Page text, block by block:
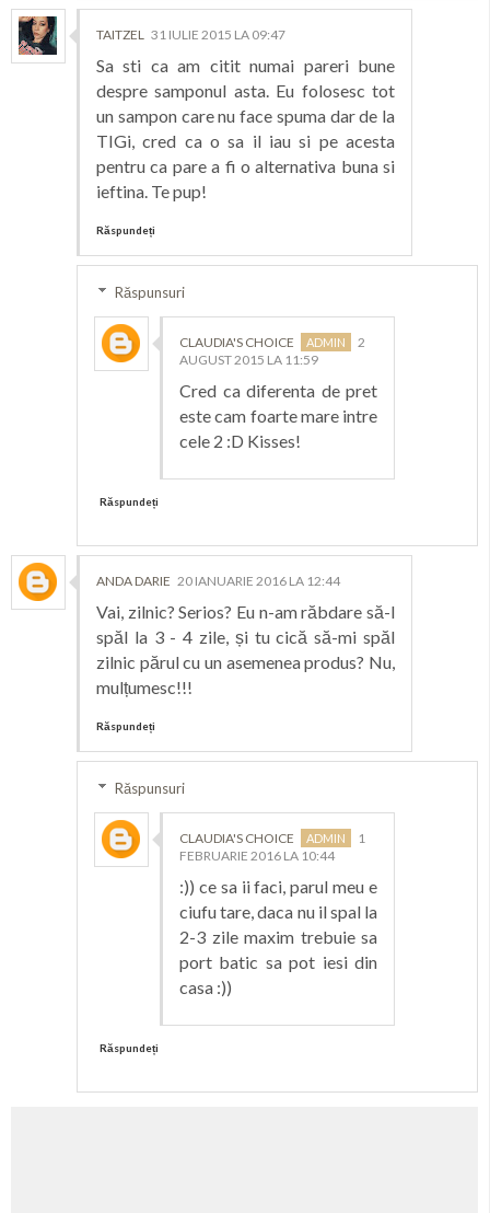
TAITZEL 31 IULIE 2015 LA 09:47
Sa sti ca am citit numai pareri bune
despre samponul asta. Eu folosesc tot
un sampon care nu face spuma dar de la
TIGi, cred ca o sa il iau si pe acesta
pentru ca pare a fi o alternativa buna si
ieftina. Te pup!
Răspundeți
Răspunsuri
CLAUDIA'S CHOICE
2
AUGUST 2015 LA 11:59
Cred ca diferenta de pret
este cam foarte mare intre
cele 2 :D Kisses!
Răspundeți
ANDA DARIE 20 IANUARIE 2016 LA 12:44
Vai, zilnic? Serios? Eu n-am răbdare să-l
spăl la 3 - 4 zile, și tu cică să-mi spăl
zilnic părul cu un asemenea produs? Nu,
mulțumesc!!!
Răspundeți
Răspunsuri
CLAUDIA'S CHOICE
1
FEBRUARIE 2016 LA 10:44
:)) ce sa ii faci, parul meu e
ciufu tare, daca nu il spal la
2-3 zile maxim trebuie sa
port batic sa pot iesi din
casa :))
Răspundeți